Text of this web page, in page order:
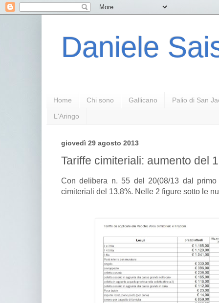
Daniele
Home Chi sono Gallicano Palio di San
L'Aringo
giovedì 29 agosto 2013
Tariffe cimiteriali: aumento del
Con delibera n. 55 del 20(08/13 dal primo
cimiteriali del 13,8%. Nelle 2 figure sotto le